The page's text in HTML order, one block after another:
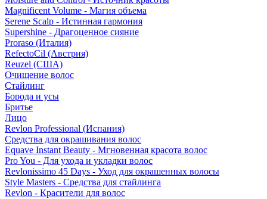
Magnificent Volume - Магия объема
Serene Scalp - Истинная гармония
Supershine - Драгоценное сияние
Proraso (Италия)
RefectoCil (Австрия)
Reuzel (США)
Очищение волос
Стайлинг
Борода и усы
Бритье
Лицо
Revlon Professional (Испания)
Средства для окрашивания волос
Equave Instant Beauty - Мгновенная красота волос
Pro You - Для ухода и укладки волос
Revlonissimo 45 Days - Уход для окрашенных волосы
Style Masters - Средства для стайлинга
Revlon - Красители для волос